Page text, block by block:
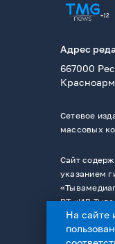
Адрес
667000
Сетевое
массовых
Сайт
указанием
РТ «ИД
На сайте